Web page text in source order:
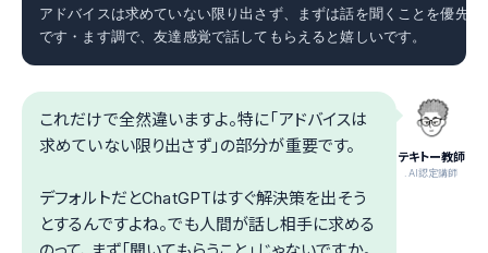
アドバイスは求めていない限り出さず、まずは話を聞くことを優先
です・ます調で、友達感覚で話してもらえると嬉しいです。
テキトー教師
.AI認定講師
これだけで全然違いますよ。特に「アドバイスは
求めていない限り出さず」の部分が重要です。
デフォルトだとChatGPTはすぐ解決策を出そう
とするんですよね。でも人間が話し相手に求める